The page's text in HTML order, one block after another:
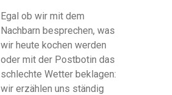
Egal ob wir mit dem
Nachbarn besprechen, was
wir heute kochen werden
oder mit der Postbotin das
schlechte Wetter beklagen:
wir erzählen uns ständig